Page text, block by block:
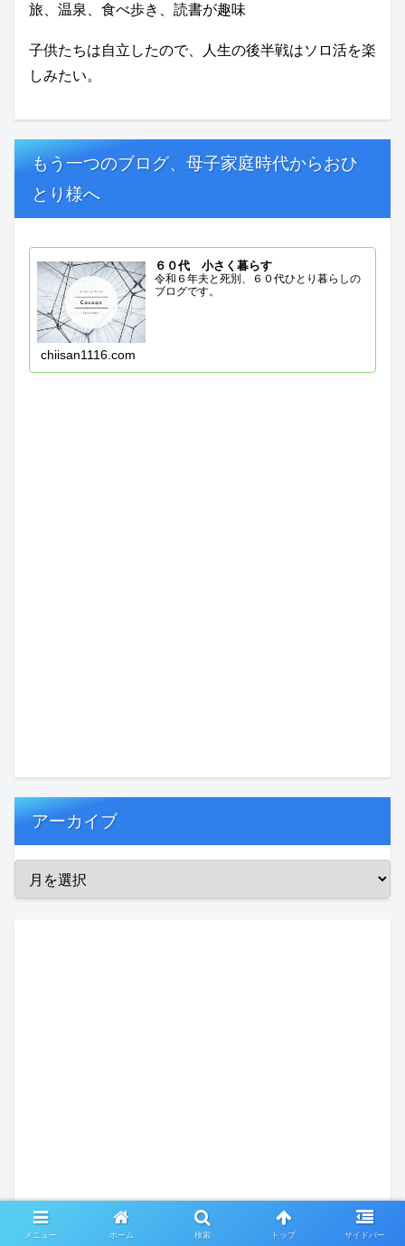
旅、温泉、食べ歩き、読書が趣味
子供たちは自立したので、人生の後半戦はソロ活を楽
しみたい。
もう一つのブログ、母子家庭時代からおひ
とり様へ
６０代 小さく暮らす
令和６年夫と死別、６０代ひとり暮らしの
ブログです。
chiisan1116.com
アーカイブ
メニュー ホーム 検索 トップ サイドバー